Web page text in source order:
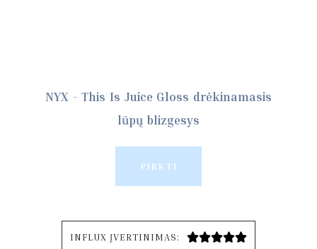
NYX - This Is Juice Gloss drėkinamasis
lūpų blizgesys
PIRKTI
INFLUX ĮVERTINIMAS: 